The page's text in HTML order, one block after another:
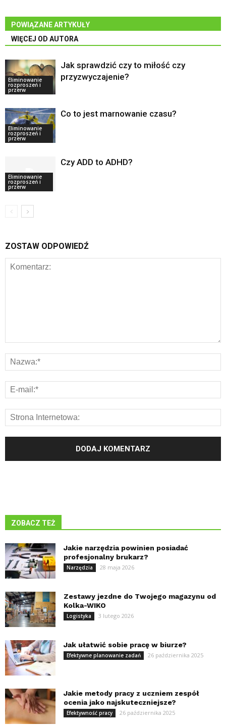
POWIĄZANE ARTYKUŁY
WIĘCEJ OD AUTORA
Eliminowanie
rozproszeń i
przerw
Jak sprawdzić czy to miłość czy
przyzwyczajenie?
Eliminowanie
rozproszeń i
przerw
Co to jest marnowanie czasu?
Eliminowanie
rozproszeń i
przerw
Czy ADD to ADHD?
ZOSTAW ODPOWIEDŹ
ZOBACZ TEŻ
Jakie narzędzia powinien posiadać
profesjonalny brukarz?
Narzędzia 28 maja 2026
Zestawy jezdne do Twojego magazynu od
Kolka-WIKO
Logistyka 3 lutego 2026
Jak ułatwić sobie pracę w biurze?
Efektywne planowanie zadań 26 października 2025
Jakie metody pracy z uczniem zespół
ocenia jako najskuteczniejsze?
Efektywność pracy 26 października 2025